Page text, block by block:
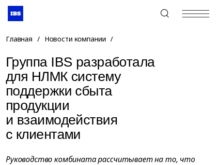
+7 (495) 967-80-80
Главная / Новости компании /
Группа IBS разработала
для НЛМК систему
поддержки сбыта
продукции
и взаимодействия
с клиентами
Руководство комбината рассчитывает на то, что